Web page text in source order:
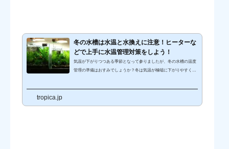
冬の水槽は水温と水換えに注意！ヒーターな
どで上手に水温管理対策をしよう！
気温が下がりつつある季節となって参りましたが、冬の水槽の温度
管理の準備はおすみでしょうか？冬は気温が極端に下がりやすく、
tropica.jp